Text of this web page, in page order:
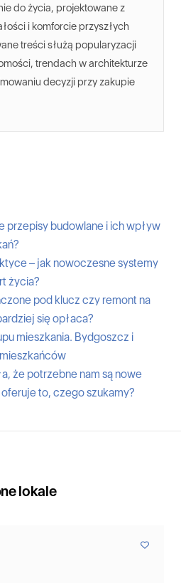
do życia, projektowane z
i komforcie przyszłych
treści służą popularyzacji
trendach w architekturze
decyzji przy zakupie
przepisy budowlane i ich wpływ
– jak nowoczesne systemy
życia?
pod klucz czy remont na
się opłaca?
mieszkania. Bydgoszcz i
że potrzebne nam są nowe
to, czego szukamy?
lokale